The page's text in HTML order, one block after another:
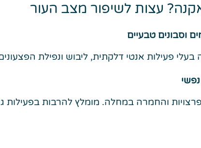
עצות לשיפור מצב העור
וסבונים טבעיים
בעלי פעילות אנטי דלקתית, ליבוש ונפילת